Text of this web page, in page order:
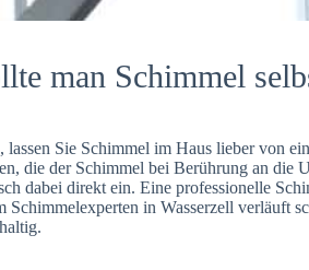
man Schimmel
lassen Sie Schimmel im Haus lieber von
die der Schimmel bei Berührung an die
dabei direkt ein. Eine professionelle
Schimmelexperten in Wasserzell verläuft